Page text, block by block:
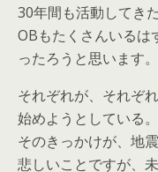
30年間も活動してき
OBもたくさんいるは
ったろうと思います。
それぞれが、それぞ
始めようとしている。
そのきっかけが、地
悲しいことですが、